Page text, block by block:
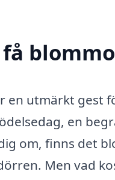
en utmärkt gest
en
om, finns det
Men vad